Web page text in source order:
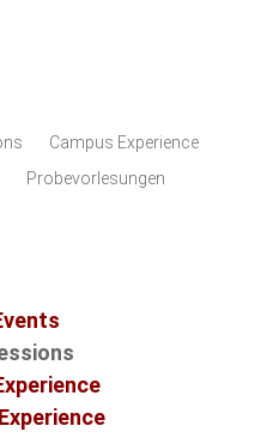
Campus Experience
Probevorlesungen